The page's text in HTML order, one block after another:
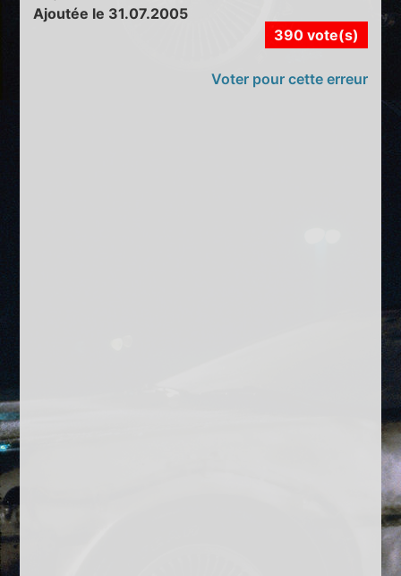
Ajoutée le 31.07.2005
390 vote(s)
Voter pour cette erreur